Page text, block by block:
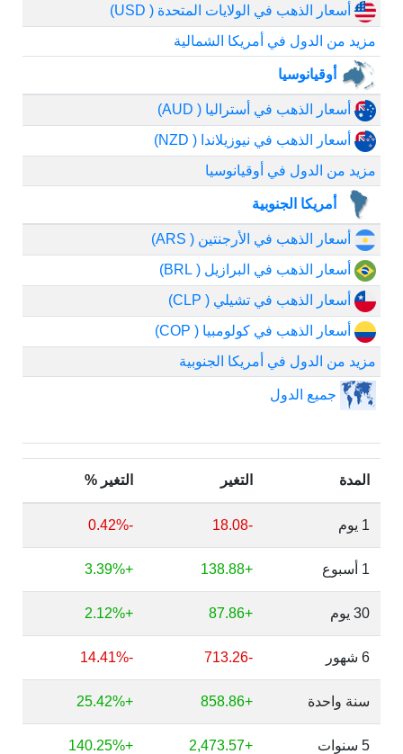
أسعار الذهب في الولايات المتحدة ( USD)
مزيد من الدول في أمريكا الشمالية
أوقيانوسيا
أسعار الذهب في أستراليا ( AUD)
أسعار الذهب في نيوزيلاندا ( NZD)
مزيد من الدول في أوقيانوسيا
أمريكا الجنوبية
أسعار الذهب في الأرجنتين ( ARS)
أسعار الذهب في البرازيل ( BRL)
أسعار الذهب في تشيلي ( CLP)
أسعار الذهب في كولومبيا ( COP)
مزيد من الدول في أمريكا الجنوبية
جميع الدول
المدة التغير التغير %
1 يوم -18.08
-0.42%
1 أسبوع +138.88
+3.39%
30 يوم +87.86
+2.12%
6 شهور -713.26
-14.41%
سنة واحدة +858.86
+25.42%
5 سنوات +2,473.57
+140.25%